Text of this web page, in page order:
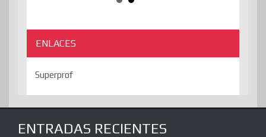
ENLACES
Superprof
ENTRADAS RECIENTES